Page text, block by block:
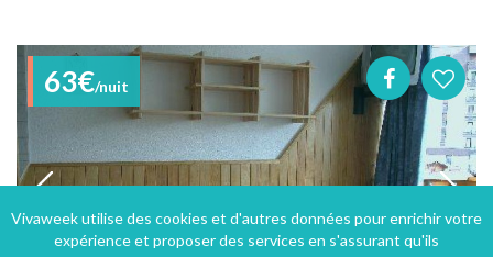
63€/nuit
Vivaweek utilise des cookies et d'autres données pour enrichir votre
expérience et proposer des services en s'assurant qu'ils